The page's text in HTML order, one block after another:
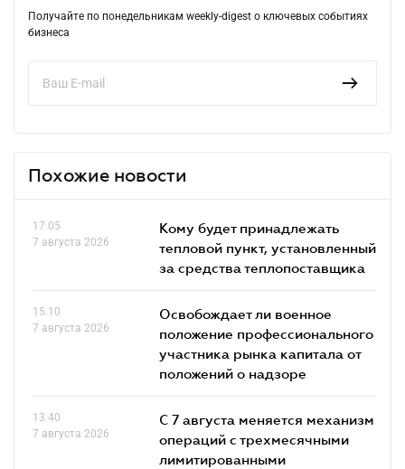
Получайте по понедельникам weekly-digest о ключевых событиях
бизнеса
Похожие новости
17.05
7 августа 2026
Кому будет принадлежать
тепловой пункт, установленный
за средства теплопоставщика
15.10
7 августа 2026
Освобождает ли военное
положение профессионального
участника рынка капитала от
положений о надзоре
13.40
7 августа 2026
С 7 августа меняется механизм
операций с трехмесячными
лимитированными